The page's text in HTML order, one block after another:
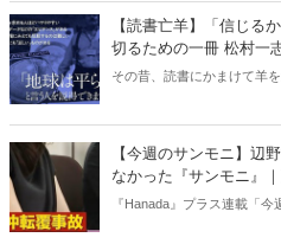
【読書亡羊】「信じる
切るための一冊 松村一志『科学否定論はなぜ人を惹きつけ
るのか』（ちくま新書
その昔、読書にかまけて羊
ある。元月刊『Hanada』
書評！
【今週のサンモニ】辺
なかった『サンモニ』
『Hanada』プラス連載「